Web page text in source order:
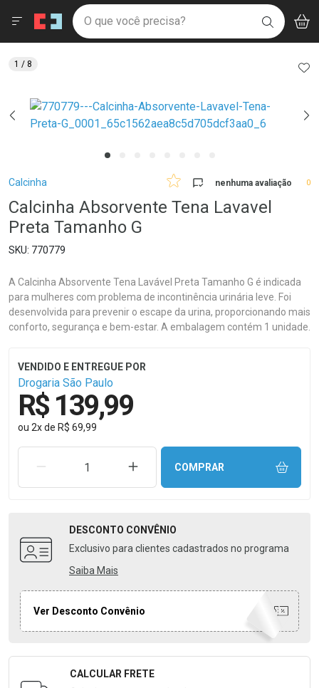
Drogaria São Paulo
Ir direto para a home
pela página
Ir direto para o conteúdo
Ir direto para a busca
Ir direto para a conta
Ir direto para a notificações
Ir direto para o carrinho
Ir direto para o menu
Faça a sua busca
O que você precisa? BUSCAR
Menu
Breadcrumb
Calcinha nenhuma avaliação 0
Calcinha Absorvente Tena Lavavel
Preta Tamanho G
770779
A Calcinha Absorvente Tena Lavável Preta Tamanho G é indicada
para mulheres com problema de incontinência urinária leve. Foi
desenvolvida para prevenir o escape da urina, proporcionando mais
conforto, segurança e bem-estar. A embalagem contém 1 unidade.
Drogaria São Paulo
R$ 139,99
ou 2xde R$ 69,99
REMOVER UMA UNIDADEAUMENTAR UMA UNIDADE
COMPRAR
DESCONTO CONVÊNIO
Exclusivo para clientes cadastrados no programa
Saiba Mais
Ver Desconto Convênio
Formulário para Calcular o Frete
CALCULAR FRETE
1 / 8